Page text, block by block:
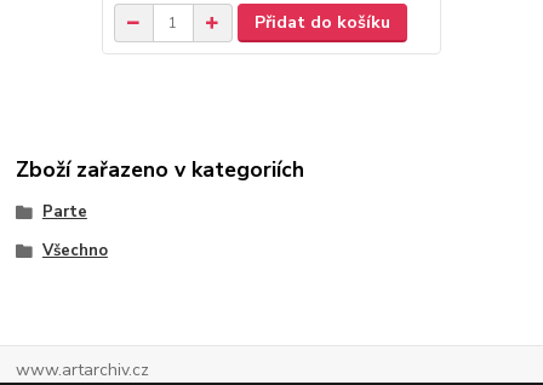
Přidat do košíku
Zboží zařazeno v kategoriích
Parte
Všechno
www.artarchiv.cz